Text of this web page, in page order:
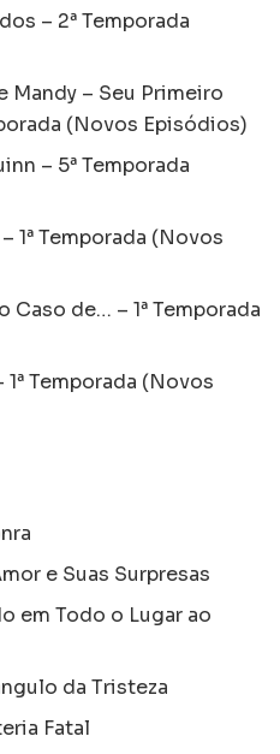
– 2ª Temporada
Mandy – Seu Primeiro
(Novos Episódios)
– 5ª Temporada
1ª Temporada (Novos
Caso de… – 1ª Temporada
Temporada (Novos
e Suas Surpresas
em Todo o Lugar ao
da Tristeza
Fatal